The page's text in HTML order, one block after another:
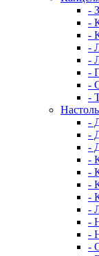
-
-
-
-
-
-
-
-
-
-
-
-
-
-
-
-
-
-
-